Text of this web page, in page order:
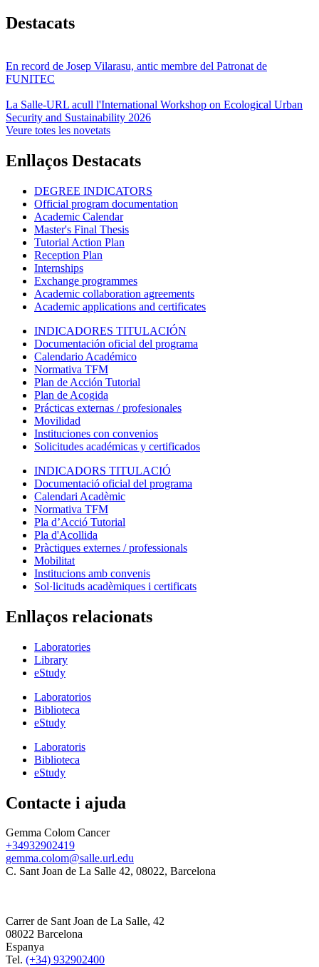
Destacats
En record de Josep Vilarasu, antic membre del Patronat de
FUNITEC
La Salle-URL acull l'International Workshop on Ecological Urban
Security and Sustainability 2026
Veure totes les novetats
Enllaços Destacats
DEGREE INDICATORS
Official program documentation
Academic Calendar
Master's Final Thesis
Tutorial Action Plan
Reception Plan
Internships
Exchange programmes
Academic collaboration agreements
Academic applications and certificates
INDICADORES TITULACIÓN
Documentación oficial del programa
Calendario Académico
Normativa TFM
Plan de Acción Tutorial
Plan de Acogida
Prácticas externas / profesionales
Movilidad
Instituciones con convenios
Solicitudes académicas y certificados
INDICADORS TITULACIÓ
Documentació oficial del programa
Calendari Acadèmic
Normativa TFM
Pla d’Acció Tutorial
Pla d'Acollida
Pràctiques externes / professionals
Mobilitat
Institucions amb convenis
Sol·licituds acadèmiques i certificats
Enllaços relacionats
Laboratories
Library
eStudy
Laboratorios
Biblioteca
eStudy
Laboratoris
Biblioteca
eStudy
Contacte i ajuda
Gemma Colom Cancer
+34932902419
gemma.colom@salle.url.edu
C. Sant Joan de La Salle 42, 08022, Barcelona
Carrer de Sant Joan de La Salle, 42
08022 Barcelona
Espanya
Tel. (+34) 932902400